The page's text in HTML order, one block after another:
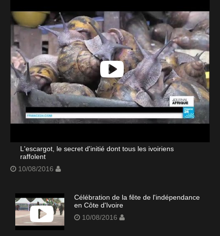
L'escargot, le secret d'initié dont tous les ivoiriens
raffolent
10/08/2016
Célébration de la fête de l'indépendance
en Côte d'Ivoire
10/08/2016